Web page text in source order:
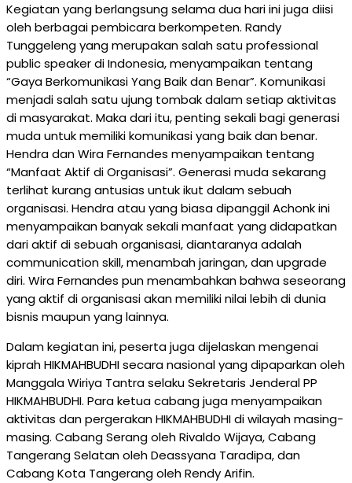
Kegiatan yang berlangsung selama dua hari ini juga diisi
oleh berbagai pembicara berkompeten. Randy
Tunggeleng yang merupakan salah satu professional
public speaker di Indonesia, menyampaikan tentang
“Gaya Berkomunikasi Yang Baik dan Benar”. Komunikasi
menjadi salah satu ujung tombak dalam setiap aktivitas
di masyarakat. Maka dari itu, penting sekali bagi generasi
muda untuk memiliki komunikasi yang baik dan benar.
Hendra dan Wira Fernandes menyampaikan tentang
“Manfaat Aktif di Organisasi”. Generasi muda sekarang
terlihat kurang antusias untuk ikut dalam sebuah
organisasi. Hendra atau yang biasa dipanggil Achonk ini
menyampaikan banyak sekali manfaat yang didapatkan
dari aktif di sebuah organisasi, diantaranya adalah
communication skill, menambah jaringan, dan upgrade
diri. Wira Fernandes pun menambahkan bahwa seseorang
yang aktif di organisasi akan memiliki nilai lebih di dunia
bisnis maupun yang lainnya.
Dalam kegiatan ini, peserta juga dijelaskan mengenai
kiprah HIKMAHBUDHI secara nasional yang dipaparkan oleh
Manggala Wiriya Tantra selaku Sekretaris Jenderal PP
HIKMAHBUDHI. Para ketua cabang juga menyampaikan
aktivitas dan pergerakan HIKMAHBUDHI di wilayah masing-
masing. Cabang Serang oleh Rivaldo Wijaya, Cabang
Tangerang Selatan oleh Deassyana Taradipa, dan
Cabang Kota Tangerang oleh Rendy Arifin.